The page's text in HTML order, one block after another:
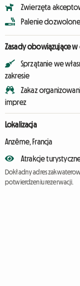
Zwierzęta
Palenie dozwolone
Zasady obowiązujące
Sprzątanie we
zakresie
Zakaz
imprez
Lokalizacja
Anzême, Francja
Atrakcje
Dokładny adres
potwierdzeniu rezerwacji.